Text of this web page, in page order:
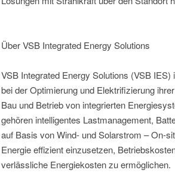
Über VSB Integrated Energy Solutions
VSB Integrated Energy Solutions (VSB
bei der Optimierung und Elektrifizierung
Bau und Betrieb von integrierten
gehören intelligentes Lastmanagement,
auf Basis von Wind- und Solarstrom – On-
Energie effizient einzusetzen,
verlässliche Energiekosten zu ermöglichen.